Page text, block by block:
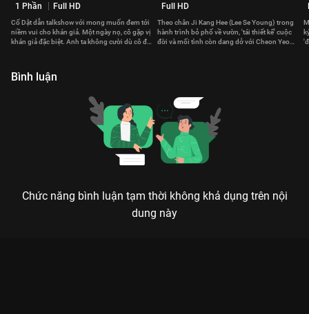
1 Phần
Full HD
Cố Dật dẫn talkshow với mong muốn đem tới
niềm vui cho khán giả. Một ngày nọ, cô gặp vị
khán giả đặc biệt. Anh ta không cười dù cô đã
Full HD
Theo chân Ji Kang Hee (Lee Se Young) trong
hành trình bỏ phố về vườn, 'tái thiết kế' cuộc
đời và mối tình còn dang dở với Cheon Yeon
Bình luận
Chức năng bình luận tạm thời không khả dụng trên nội
dung này